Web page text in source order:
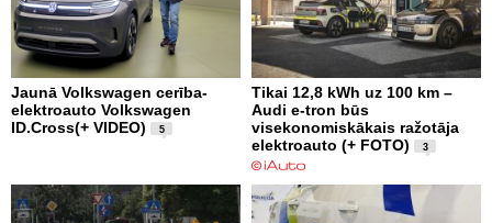
Jaunā Volkswagen cerība-
elektroauto Volkswagen
ID.Cross(+ VIDEO)
5
Tikai 12,8 kWh uz 100 km –
Audi e-tron būs
visekonomiskākais ražotāja
elektroauto (+ FOTO)
3